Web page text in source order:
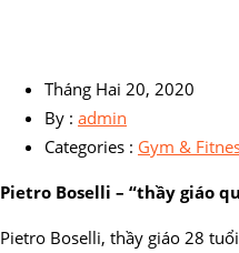
Tháng Hai 20, 2020
By : admin
Categories : Gym &
Pietro Boselli – “thầy giáo
Pietro Boselli, thầy giáo 28